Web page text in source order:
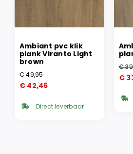
Ambiant pvc klik
plank Viranto Light
brown
€49,95
Oorspronkelijke
was:
€ 42,46
Huidige
is: Direct leverbaar
€
€
is: